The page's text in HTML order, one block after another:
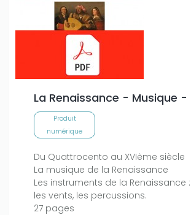
La Renaissance - Musique
Produit
numérique
Du Quattrocento au XVIème siècle
La musique de la Renaissance
Les instruments de la Renaissance
les vents, les percussions.
27 pages